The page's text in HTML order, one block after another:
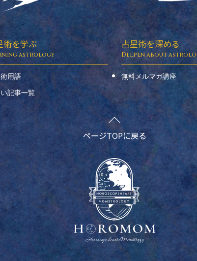
術を学ぶ
用語
記事一覧
占星術を深める
無料メルマガ講座
ページTOPに戻る